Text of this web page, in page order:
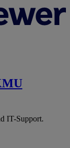
IT-Support.